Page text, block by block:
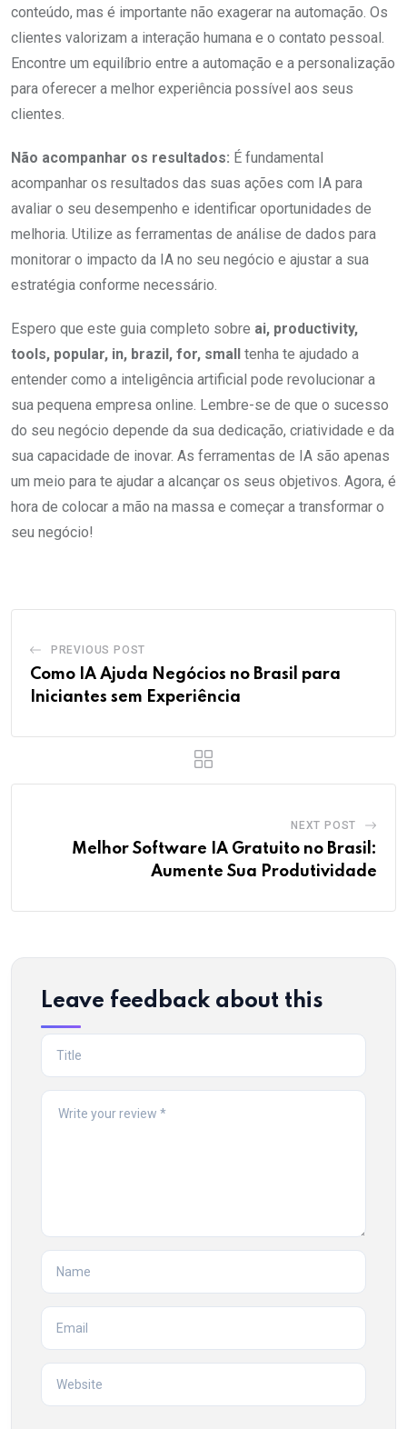
conteúdo, mas é importante não exagerar na automação. Os
clientes valorizam a interação humana e o contato pessoal.
Encontre um equilíbrio entre a automação e a personalização
para oferecer a melhor experiência possível aos seus
clientes.
Não acompanhar os resultados: É fundamental
acompanhar os resultados das suas ações com IA para
avaliar o seu desempenho e identificar oportunidades de
melhoria. Utilize as ferramentas de análise de dados para
monitorar o impacto da IA no seu negócio e ajustar a sua
estratégia conforme necessário.
Espero que este guia completo sobre ai, productivity,
tools, popular, in, brazil, for, small tenha te ajudado a
entender como a inteligência artificial pode revolucionar a
sua pequena empresa online. Lembre-se de que o sucesso
do seu negócio depende da sua dedicação, criatividade e da
sua capacidade de inovar. As ferramentas de IA são apenas
um meio para te ajudar a alcançar os seus objetivos. Agora, é
hora de colocar a mão na massa e começar a transformar o
seu negócio!
PREVIOUS POST
Como IA Ajuda Negócios no Brasil para
Iniciantes sem Experiência
NEXT POST
Melhor Software IA Gratuito no Brasil:
Aumente Sua Produtividade
Leave feedback about this